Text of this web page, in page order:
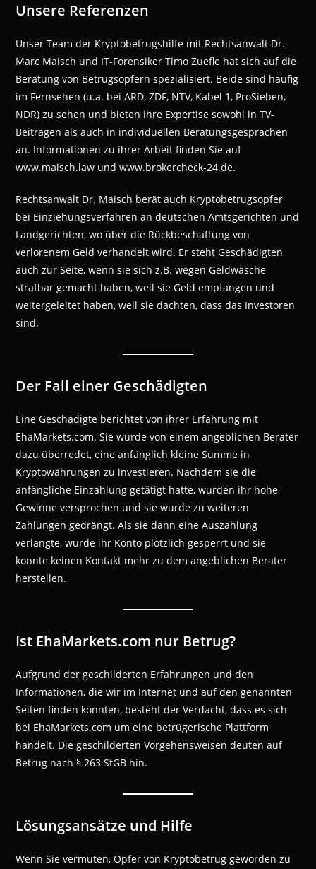
Unsere Referenzen
Unser Team der Kryptobetrugshilfe mit Rechtsanwalt Dr.
Marc Maisch und IT-Forensiker Timo Zuefle hat sich auf die
Beratung von Betrugsopfern spezialisiert. Beide sind häufig
im Fernsehen (u.a. bei ARD, ZDF, NTV, Kabel 1, ProSieben,
NDR) zu sehen und bieten ihre Expertise sowohl in TV-
Beiträgen als auch in individuellen Beratungsgesprächen
an. Informationen zu ihrer Arbeit finden Sie auf
www.maisch.law und www.brokercheck-24.de.
Rechtsanwalt Dr. Maisch berät auch Kryptobetrugsopfer
bei Einziehungsverfahren an deutschen Amtsgerichten und
Landgerichten, wo über die Rückbeschaffung von
verlorenem Geld verhandelt wird. Er steht Geschädigten
auch zur Seite, wenn sie sich z.B. wegen Geldwäsche
strafbar gemacht haben, weil sie Geld empfangen und
weitergeleitet haben, weil sie dachten, dass das Investoren
sind.
Der Fall einer Geschädigten
Eine Geschädigte berichtet von ihrer Erfahrung mit
EhaMarkets.com. Sie wurde von einem angeblichen Berater
dazu überredet, eine anfänglich kleine Summe in
Kryptowährungen zu investieren. Nachdem sie die
anfängliche Einzahlung getätigt hatte, wurden ihr hohe
Gewinne versprochen und sie wurde zu weiteren
Zahlungen gedrängt. Als sie dann eine Auszahlung
verlangte, wurde ihr Konto plötzlich gesperrt und sie
konnte keinen Kontakt mehr zu dem angeblichen Berater
herstellen.
Ist EhaMarkets.com nur Betrug?
Aufgrund der geschilderten Erfahrungen und den
Informationen, die wir im Internet und auf den genannten
Seiten finden konnten, besteht der Verdacht, dass es sich
bei EhaMarkets.com um eine betrügerische Plattform
handelt. Die geschilderten Vorgehensweisen deuten auf
Betrug nach § 263 StGB hin.
Lösungsansätze und Hilfe
Wenn Sie vermuten, Opfer von Kryptobetrug geworden zu